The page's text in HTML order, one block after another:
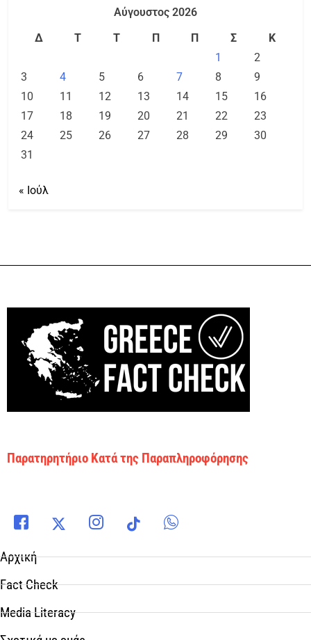
Αύγουστος 2026
Δ
Τ Τ Π Π Σ
Κ
1
2
3
4 5 6 7 8
9
10
11 12 13 14 15
16
17
18 19 20 21 22
23
24
25 26 27 28 29
30
31
« Ιούλ
Παρατηρητήριο Κατά της Παραπληροφόρησης
Αρχική
Fact Check
Media Literacy